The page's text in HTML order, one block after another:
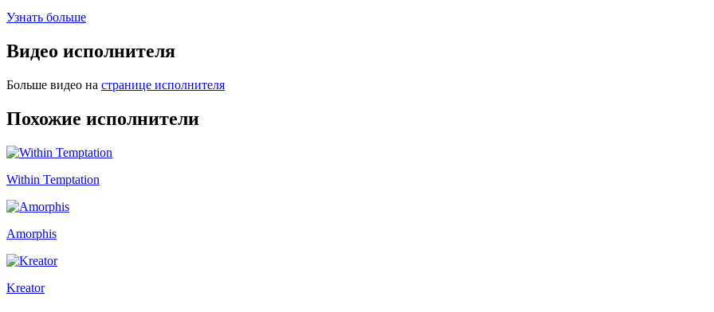
Узнать больше
Видео исполнителя
Больше видео на странице исполнителя
Похожие исполнители
Within Temptation
Amorphis
Kreator